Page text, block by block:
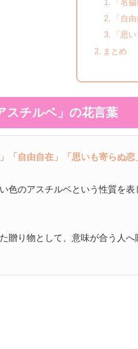
「名脇
「自
「思
まとめ
スチルベ」の花言葉
「自由自在」 「思いも寄らぬ恋
色のアスチルベという性質を
贈り物として、意味が合う人へ